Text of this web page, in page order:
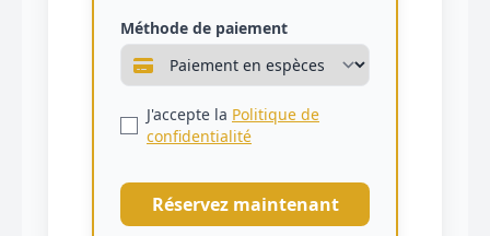
Méthode de paiement
J'accepte la Politique de
confidentialité
Réservez maintenant